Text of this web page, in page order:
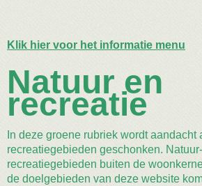
Klik hier voor het informatie menu
Natuur en
recreatie
In deze groene rubriek wordt aandacht
recreatiegebieden geschonken.
recreatiegebieden buiten de
de doelgebieden van deze website